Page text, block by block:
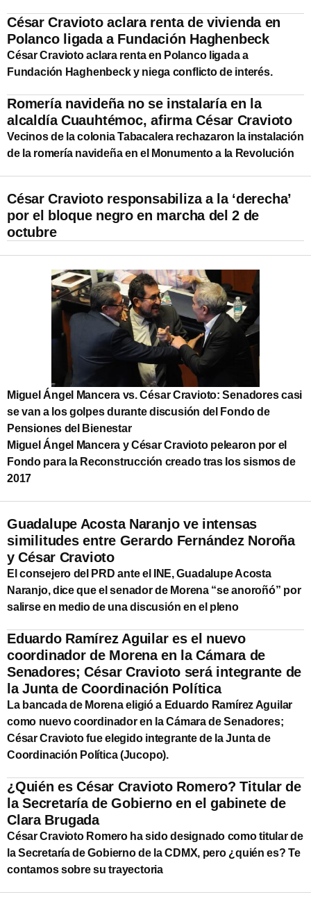
César Cravioto aclara renta de vivienda en
Polanco ligada a Fundación Haghenbeck
César Cravioto aclara renta en Polanco ligada a
Fundación Haghenbeck y niega conflicto de interés.
Romería navideña no se instalaría en la
alcaldía Cuauhtémoc, afirma César Cravioto
Vecinos de la colonia Tabacalera rechazaron la instalación
de la romería navideña en el Monumento a la Revolución
César Cravioto responsabiliza a la ‘derecha’
por el bloque negro en marcha del 2 de
octubre
Miguel Ángel Mancera vs. César Cravioto: Senadores casi
se van a los golpes durante discusión del Fondo de
Pensiones del Bienestar
Miguel Ángel Mancera y César Cravioto pelearon por el
Fondo para la Reconstrucción creado tras los sismos de
2017
Guadalupe Acosta Naranjo ve intensas
similitudes entre Gerardo Fernández Noroña
y César Cravioto
El consejero del PRD ante el INE, Guadalupe Acosta
Naranjo, dice que el senador de Morena “se anoroñó” por
salirse en medio de una discusión en el pleno
Eduardo Ramírez Aguilar es el nuevo
coordinador de Morena en la Cámara de
Senadores; César Cravioto será integrante de
la Junta de Coordinación Política
La bancada de Morena eligió a Eduardo Ramírez Aguilar
como nuevo coordinador en la Cámara de Senadores;
César Cravioto fue elegido integrante de la Junta de
Coordinación Política (Jucopo).
¿Quién es César Cravioto Romero? Titular de
la Secretaría de Gobierno en el gabinete de
Clara Brugada
César Cravioto Romero ha sido designado como titular de
la Secretaría de Gobierno de la CDMX, pero ¿quién es? Te
contamos sobre su trayectoria